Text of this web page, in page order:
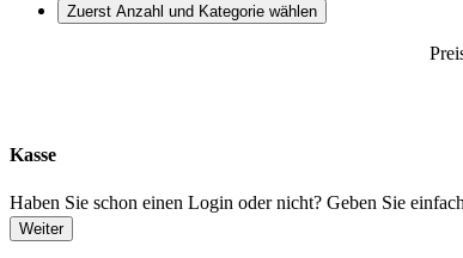
Zuerst Anzahl und Kategorie wählen
Kasse
Haben Sie schon einen Login oder nicht? Geben Sie
Weiter